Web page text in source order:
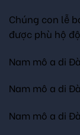
Chúng con lễ
được phù hộ
Nam mô a di
Nam mô a di
Nam mô a di